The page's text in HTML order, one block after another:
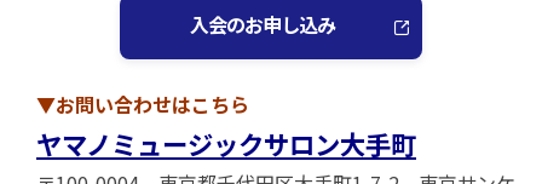
入会のお申し込み
▼お問い合わせはこちら
ヤマノミュージックサロン大手町